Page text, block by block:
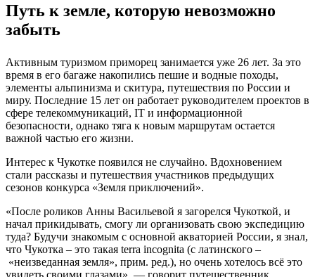
Путь к земле, которую невозможно
забыть
Активным туризмом приморец занимается уже 26 лет. За это
время в его багаже накопились пешие и водные походы,
элементы альпинизма и скитура, путешествия по России и
миру. Последние 15 лет он работает руководителем проектов в
сфере телекоммуникаций, IT и информационной
безопасности, однако тяга к новым маршрутам остается
важной частью его жизни.
Интерес к Чукотке появился не случайно. Вдохновением
стали рассказы и путешествия участников предыдущих
сезонов конкурса «Земля приключений».
«После роликов Анны Васильевой я загорелся Чукоткой, и
начал прикидывать, смогу ли организовать свою экспедицию
туда? Будучи знакомым с основной акваторией России, я знал,
что Чукотка – это такая terra incognita (с латинского –
«неизведанная земля», прим. ред.), но очень хотелось всё это
увидеть своими глазами», — говорит путешественник.